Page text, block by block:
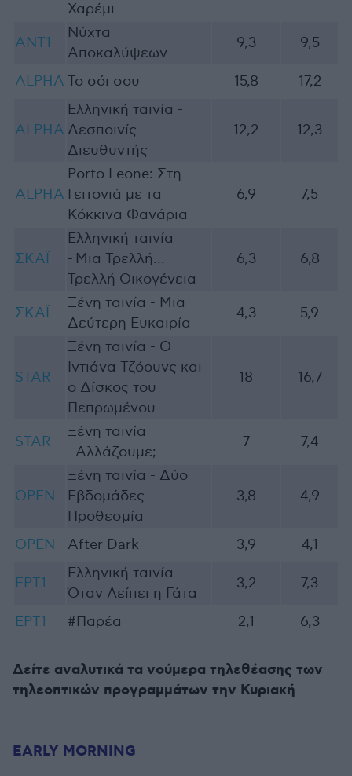
Χαρέμι
ΑΝΤ1
Νύχτα
Αποκαλύψεων
9,3 9,5
ALPHA Το σόι σου 15,8 17,2
ALPHA
Ελληνική ταινία -
Δεσποινίς
Διευθυντής
12,2 12,3
ALPHA
Porto Leone: Στη
Γειτονιά με τα
Κόκκινα Φανάρια
6,9 7,5
ΣΚΑΪ
Ελληνική ταινία
- Μια Τρελλή...
Τρελλή Οικογένεια
6,3 6,8
ΣΚΑΪ
Ξένη ταινία - Μια
Δεύτερη Ευκαιρία
4,3 5,9
STAR
Ξένη ταινία - Ο
Ιντιάνα Τζόουνς και
ο Δίσκος του
Πεπρωμένου
18 16,7
STAR
Ξένη ταινία
- Αλλάζουμε;
7 7,4
OPEN
Ξένη ταινία - Δύο
Εβδομάδες
Προθεσμία
3,8 4,9
OPEN After Dark 3,9 4,1
ΕΡΤ1
Ελληνική ταινία -
Όταν Λείπει η Γάτα
3,2 7,3
ΕΡΤ1 #Παρέα 2,1 6,3
Δείτε αναλυτικά τα νούμερα τηλεθέασης των
τηλεοπτικών προγραμμάτων την Κυριακή
EARLY MORNING